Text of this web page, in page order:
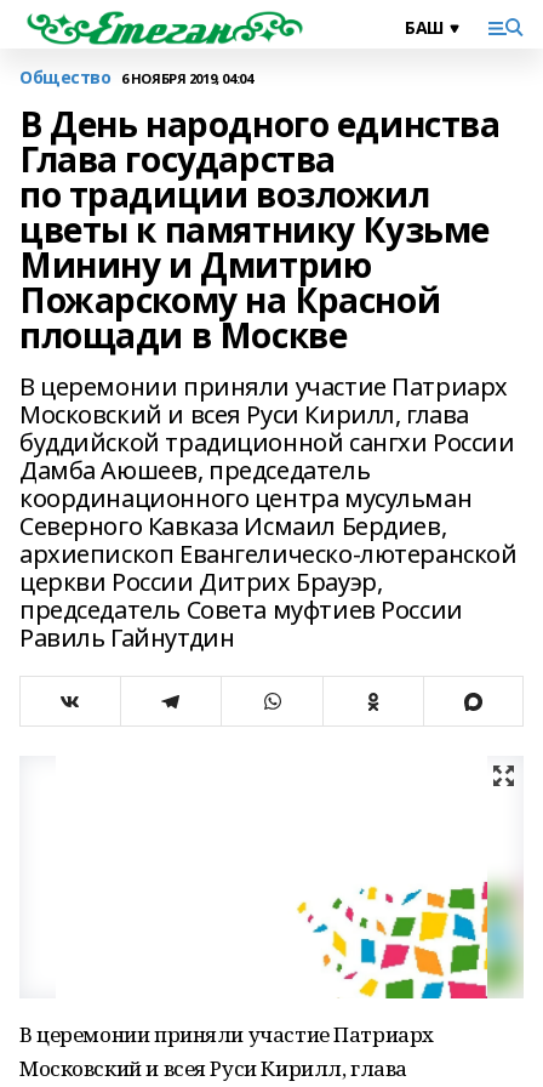
Общество 6 НОЯБРЯ 2019, 04:04
В День народного единства
Глава государства
по традиции возложил
цветы к памятнику Кузьме
Минину и Дмитрию
Пожарскому на Красной
площади в Москве
В церемонии приняли участие Патриарх
Московский и всея Руси Кирилл, глава
буддийской традиционной сангхи России
Дамба Аюшеев, председатель
координационного центра мусульман
Северного Кавказа Исмаил Бердиев,
архиепископ Евангелическо-лютеранской
церкви России Дитрих Брауэр,
председатель Совета муфтиев России
Равиль Гайнутдин
В церемонии приняли участие Патриарх
Московский и всея Руси Кирилл, глава